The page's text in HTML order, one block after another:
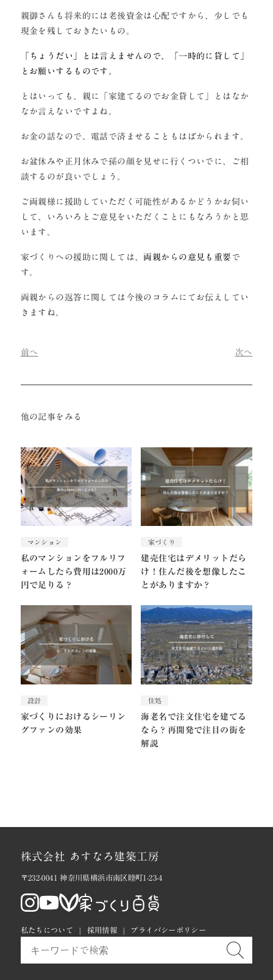
親御さんも将来的には老後資金は心配ですから、少しでも
現金を残しておきたいもの。
「ちょうだい」とは言えませんので、「一時的に貸して」
とお願いするものです。
とはいっても、親に「家建てるのでお金貸して」とはなか
なか言えないですよね。
お金の話なので、電話で済ませることもはばかられます。
お盆休みや正月休みで孫の顔を見せに行くついでに、ご相
談するのが良いでしょう。
ご両親様に援助していただく可能性があるかどうかお伺い
して、いろいろとご意見をいただくことにもなろうかと思
います。
家づくりへの援助に関しては、 両親からの意見も重要 で
す。
両親からの返答に関しては今後のコラムにてお伝えしてい
きますね。
前へ 次へ
他の記事をみる
マンション
私のマンションをフルリフ
ォームしたら費用は2000万
円で足りる？
家づくり
建売住宅はデメリットだら
け！住んだ後を想像したこ
とがありますか？
設計
家づくりにおけるシーリン
グファンの効果
住処
海老名で注文住宅を建てる
なら？再開発で注目の街を
解説
株式会社 あすなろ建築工房
〒232-0041 神奈川県横浜市南区睦町1-23-4
私たちについて 採用情報 プライバシーポリシー